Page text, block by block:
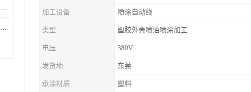
白石秋台灯喷油公司 龙岗uv喷油 良鸿塑胶五金
淡水小夜灯喷油加工 惠阳硅胶喷油 良鸿塑胶五金
坪山台灯喷涂公司 土湖耳机喷涂 加工定制
加工设备 喷涂自动线
类型 塑胶外壳喷油喷涂加工
电压 380V
发货地 东莞
承涂材质 塑料